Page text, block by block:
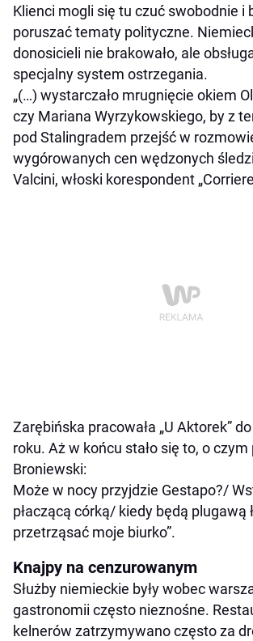
Klienci mogli się tu czuć swobodnie i
poruszać tematy polityczne.
donosicieli nie brakowało, ale
specjalny system ostrzegania.
„(…) wystarczało mrugnięcie okiem
czy Mariana Wyrzykowskiego, by z
pod Stalingradem przejść w
wygórowanych cen wędzonych
Valcini, włoski korespondent
Zarębińska pracowała „U Aktorek”
roku. Aż w końcu stało się to, o czym
Broniewski:
Może w nocy przyjdzie Gestapo?/
płaczącą córką/ kiedy będą plugawą
przetrząsać moje biurko”.
Knajpy na cenzurowanym
Służby niemieckie były wobec
gastronomii często nieznośne.
kelnerów zatrzymywano często za